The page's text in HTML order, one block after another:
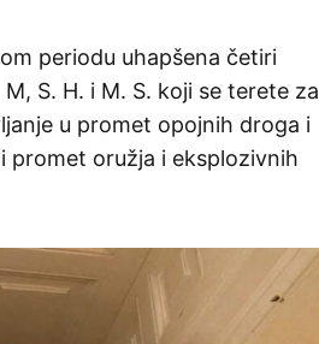
periodu uhapšena četiri
S. H. i M. S. koji se terete za
u promet opojnih droga i
promet oružja i eksplozivnih